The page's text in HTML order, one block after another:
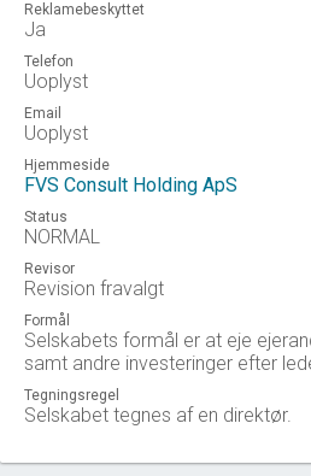
Reklamebeskyttet
Ja
Telefon
Uoplyst
Email
Uoplyst
Hjemmeside
FVS Consult Holding ApS
Status
NORMAL
Revisor
Revision fravalgt
Formål
Selskabets formål er at eje
samt andre investeringer efter
Tegningsregel
Selskabet tegnes af en direktør.